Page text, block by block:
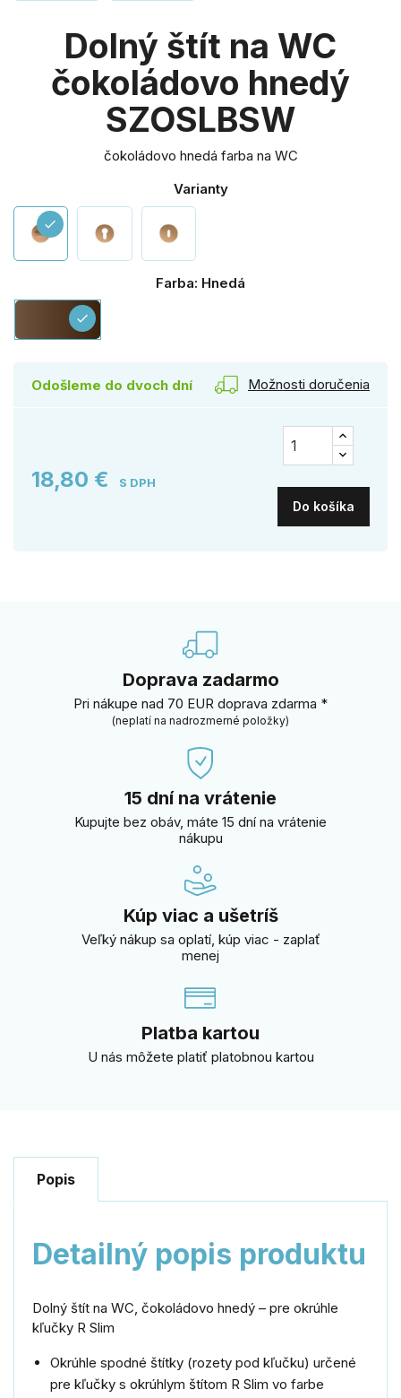
Dolný štít na WC
čokoládovo hnedý
SZOSLBSW
čokoládovo hnedá farba na WC
Varianty
check
Farba: Hnedá
Hnedá
check
Odošleme do dvoch dní Možnosti doručenia
18,80 € S DPH
Do košíka
Doprava zadarmo
Pri nákupe nad 70 EUR doprava zdarma *
(neplatí na nadrozmerné položky)
15 dní na vrátenie
Kupujte bez obáv, máte 15 dní na vrátenie
nákupu
Kúp viac a ušetríš
Veľký nákup sa oplatí, kúp viac - zaplať
menej
Platba kartou
U nás môžete platiť platobnou kartou
Popis
Detailný popis produktu
Dolný štít na WC, čokoládovo hnedý – pre okrúhle
kľučky R Slim
Okrúhle spodné štítky (rozety pod kľučku) určené
pre kľučky s okrúhlym štítom R Slim vo farbe